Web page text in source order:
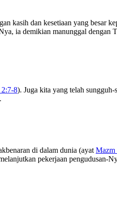
kasih dan kesetiaan yang besar
ia demikian manunggal
2:7-8). Juga kita yang telah
di dalam dunia (ayat Mazm
pekerjaan pengudusan-